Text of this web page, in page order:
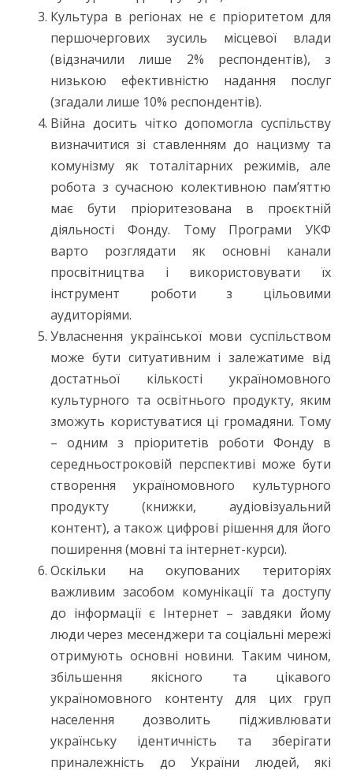
Культура в регіонах не є пріоритетом для
першочергових зусиль місцевої влади
(відзначили лише 2% респондентів), з
низькою ефективністю надання послуг
(згадали лише 10% респондентів).
Війна досить чітко допомогла суспільству
визначитися зі ставленням до нацизму та
комунізму як тоталітарних режимів, але
робота з сучасною колективною пам’яттю
має бути пріоритезована в проєктній
діяльності Фонду. Тому Програми УКФ
варто розглядати як основні канали
просвітництва і використовувати їх
інструмент роботи з цільовими
аудиторіями.
Увласнення української мови суспільством
може бути ситуативним і залежатиме від
достатньої кількості україномовного
культурного та освітнього продукту, яким
зможуть користуватися ці громадяни. Тому
– одним з пріоритетів роботи Фонду в
середньостроковій перспективі може бути
створення україномовного культурного
продукту (книжки, аудіовізуальний
контент), а також цифрові рішення для його
поширення (мовні та інтернет-курси).
Оскільки на окупованих територіях
важливим засобом комунікації та доступу
до інформації є Інтернет – завдяки йому
люди через месенджери та соціальні мережі
отримують основні новини. Таким чином,
збільшення якісного та цікавого
україномовного контенту для цих груп
населення дозволить підживлювати
українську ідентичність та зберігати
приналежність до України людей, які